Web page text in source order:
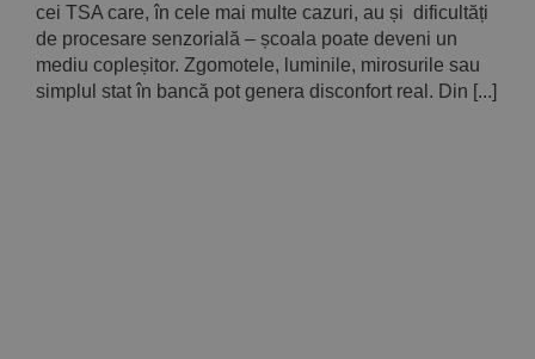
cei TSA care, în cele mai multe cazuri, au și dificultăți
de procesare senzorială – școala poate deveni un
mediu copleșitor. Zgomotele, luminile, mirosurile sau
simplul stat în bancă pot genera disconfort real. Din [...]